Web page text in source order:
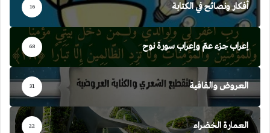
أفكار ونصائح في الكتابة 16
إعراب جزء عمّ وإعراب سورة نوح 68
العروض والقافية 31
العمارة الخضراء 22